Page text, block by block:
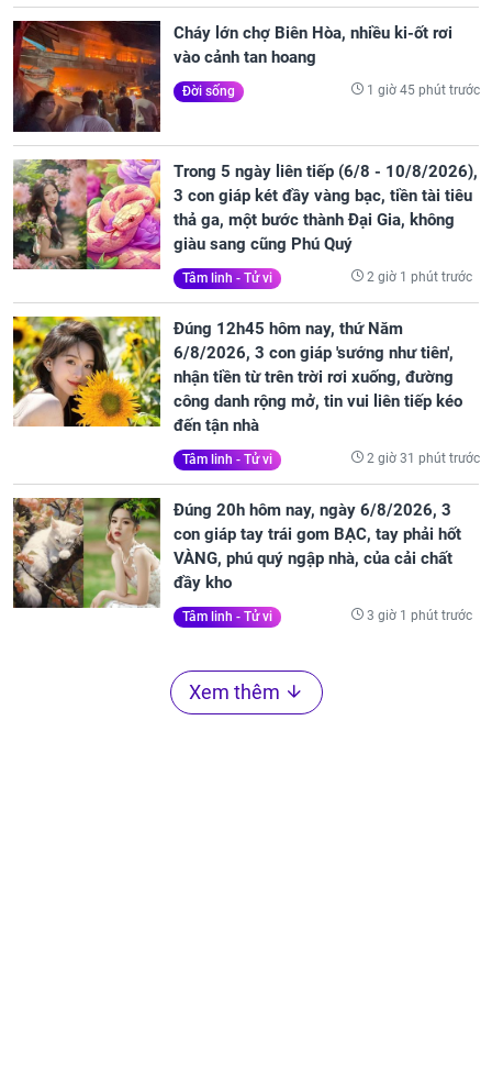
Cháy lớn chợ Biên Hòa, nhiều ki-ốt rơi
vào cảnh tan hoang
Đời sống 1 giờ 45 phút trước
Trong 5 ngày liên tiếp (6/8 - 10/8/2026),
3 con giáp két đầy vàng bạc, tiền tài tiêu
thả ga, một bước thành Đại Gia, không
giàu sang cũng Phú Quý
Tâm linh - Tử vi 2 giờ 1 phút trước
Đúng 12h45 hôm nay, thứ Năm
6/8/2026, 3 con giáp 'sướng như tiên',
nhận tiền từ trên trời rơi xuống, đường
công danh rộng mở, tin vui liên tiếp kéo
đến tận nhà
Tâm linh - Tử vi 2 giờ 31 phút trước
Đúng 20h hôm nay, ngày 6/8/2026, 3
con giáp tay trái gom BẠC, tay phải hốt
VÀNG, phú quý ngập nhà, của cải chất
đầy kho
Tâm linh - Tử vi 3 giờ 1 phút trước
Xem thêm